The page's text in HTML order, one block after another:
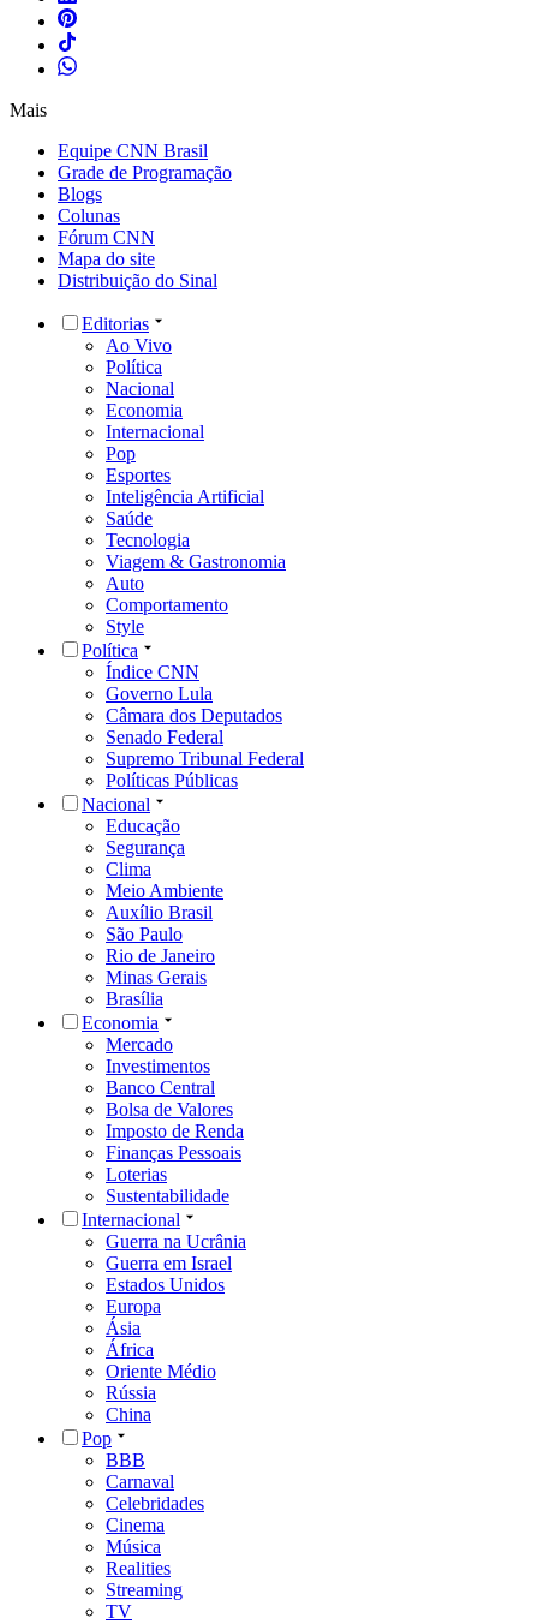
Mais
Equipe CNN Brasil
Grade de Programação
Blogs
Colunas
Fórum CNN
Mapa do site
Distribuição do Sinal
Editorias
Ao Vivo
Política
Nacional
Economia
Internacional
Pop
Esportes
Inteligência Artificial
Saúde
Tecnologia
Viagem & Gastronomia
Auto
Comportamento
Style
Política
Índice CNN
Governo Lula
Câmara dos Deputados
Senado Federal
Supremo Tribunal Federal
Políticas Públicas
Nacional
Educação
Segurança
Clima
Meio Ambiente
Auxílio Brasil
São Paulo
Rio de Janeiro
Minas Gerais
Brasília
Economia
Mercado
Investimentos
Banco Central
Bolsa de Valores
Imposto de Renda
Finanças Pessoais
Loterias
Sustentabilidade
Internacional
Guerra na Ucrânia
Guerra em Israel
Estados Unidos
Europa
Ásia
África
Oriente Médio
Rússia
China
Pop
BBB
Carnaval
Celebridades
Cinema
Música
Realities
Streaming
TV